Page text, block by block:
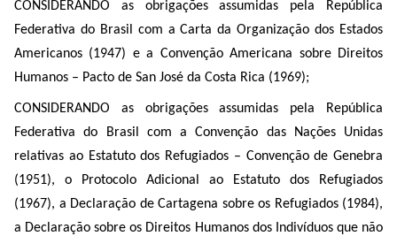
CONSIDERANDO as obrigações assumidas pela República
Federativa do Brasil com a Carta da Organização dos Estados
Americanos (1947) e a Convenção Americana sobre Direitos
Humanos – Pacto de San José da Costa Rica (1969);
CONSIDERANDO as obrigações assumidas pela República
Federativa do Brasil com a Convenção das Nações Unidas
relativas ao Estatuto dos Refugiados – Convenção de Genebra
(1951), o Protocolo Adicional ao Estatuto dos Refugiados
(1967), a Declaração de Cartagena sobre os Refugiados (1984),
a Declaração sobre os Direitos Humanos dos Indivíduos que não